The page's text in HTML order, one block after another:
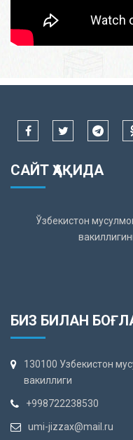
САЙТ ҲАҚИДА
Ўзбекистон
БИЗ БИЛАН
130100 Узбекистон
вакиллиги
+998722238530
umi-jizzax@mail.ru